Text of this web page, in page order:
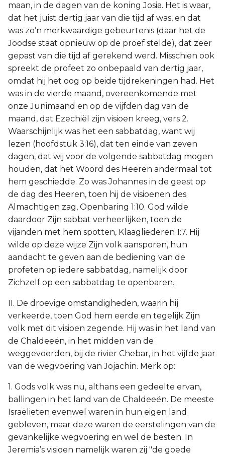
maan, in de dagen van de koning Josia. Het is waar,
dat het juist dertig jaar van die tijd af was, en dat
was zo’n merkwaardige gebeurtenis (daar het de
Joodse staat opnieuw op de proef stelde), dat zeer
gepast van die tijd af gerekend werd. Misschien ook
spreekt de profeet zo onbepaald van dertig jaar,
omdat hij het oog op beide tijdrekeningen had. Het
was in de vierde maand, overeenkomende met
onze Junimaand en op de vijfden dag van de
maand, dat Ezechiël zijn visioen kreeg, vers 2.
Waarschijnlijk was het een sabbatdag, want wij
lezen (hoofdstuk 3:16), dat ten einde van zeven
dagen, dat wij voor de volgende sabbatdag mogen
houden, dat het Woord des Heeren andermaal tot
hem geschiedde. Zo was Johannes in de geest op
de dag des Heeren, toen hij de visioenen des
Almachtigen zag, Openbaring 1:10. God wilde
daardoor Zijn sabbat verheerlijken, toen de
vijanden met hem spotten, Klaagliederen 1:7. Hij
wilde op deze wijze Zijn volk aansporen, hun
aandacht te geven aan de bediening van de
profeten op iedere sabbatdag, namelijk door
Zichzelf op een sabbatdag te openbaren.
II. De droevige omstandigheden, waarin hij
verkeerde, toen God hem eerde en tegelijk Zijn
volk met dit visioen zegende. Hij was in het land van
de Chaldeeën, in het midden van de
weggevoerden, bij de rivier Chebar, in het vijfde jaar
van de wegvoering van Jojachin. Merk op:
1. Gods volk was nu, althans een gedeelte ervan,
ballingen in het land van de Chaldeeën. De meeste
Israëlieten evenwel waren in hun eigen land
gebleven, maar deze waren de eerstelingen van de
gevankelijke wegvoering en wel de besten. In
Jeremia’s visioen namelijk waren zij "de goede